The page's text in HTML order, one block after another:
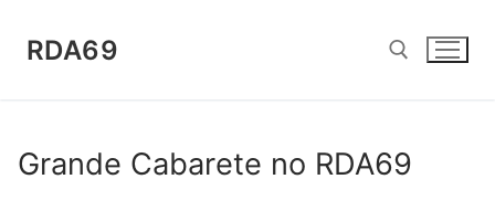
paraRDA69
Grande Cabarete no RDA69